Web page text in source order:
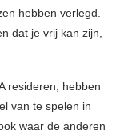
hebben verlegd.
dat je vrij kan zijn,
resideren, hebben
van te spelen in
waar de anderen